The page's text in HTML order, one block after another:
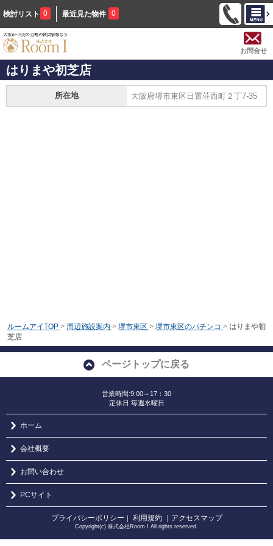
検討リスト 0 最近見た物件 0
お問合せ
はりまや初芝店
所在地 大阪府堺市東区日置荘西町２丁7-35
ルームアイTOP > 周辺施設案内 > 堺市東区 > 堺市東区のパチンコ > はりまや初
芝店
ページトップに戻る
営業時間:9:00～17：30
定休日:毎週水曜日
ホーム
会社概要
お問い合わせ
PCサイト
プライバシーポリシー ｜ 利用規約 ｜アクセスマップ
Copyright(c) 株式会社Room I All rights reserved.